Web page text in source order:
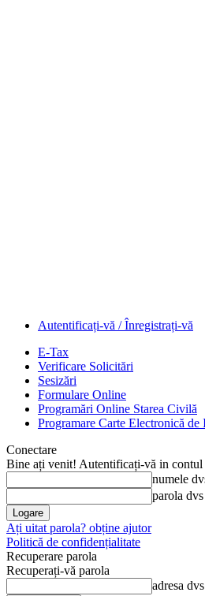
Autentificați-vă / Înregistrați-vă
E-Tax
Verificare Solicitări
Sesizări
Formulare Online
Programări Online Starea Civilă
Programare Carte Electronică de
Conectare
Bine ați venit! Autentificați-vă in contul
numele
parola dvs
Ați uitat parola? obține ajutor
Politică de confidențialitate
Recuperare parola
Recuperați-vă parola
adresa